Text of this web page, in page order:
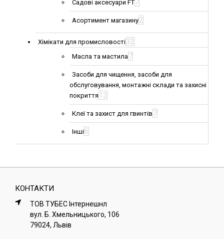
Садові аксесуари FT7
Асортимент магазину2
Хімікати для промисловості32
Масла та мастила7
Засоби для чищення, засоби для
обслуговування, монтажні склади та захисні
покриття 12
Клеї та захист для гвинтів 7
Інші6
КОНТАКТИ
ТОВ ТУБЕС Iнтернешнл
вул. Б. Хмельницького, 106
79024, Львiв